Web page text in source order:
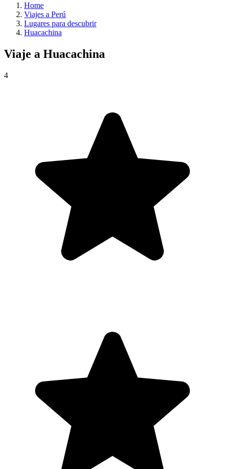
Home
Viajes a Perú
Lugares para descubrir
Huacachina
Viaje a Huacachina
4